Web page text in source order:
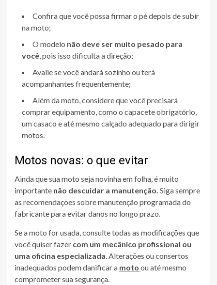
Confira que você possa firmar o pé depois de subir
na moto;
O modelo não deve ser muito pesado para
você, pois isso dificulta a direção;
Avalie se você andará sozinho ou terá
acompanhantes frequentemente;
Além da moto, considere que você precisará
comprar equipamento, como o capacete obrigatório,
um casaco e até mesmo calçado adequado para dirigir
motos.
Motos novas: o que evitar
Ainda que sua moto seja novinha em folha, é muito
importante não descuidar a manutenção. Siga sempre
as recomendações sobre manutenção programada do
fabricante para evitar danos no longo prazo.
Se a moto for usada, consulte todas as modificações que
você quiser fazer com um mecânico profissional ou
uma oficina especializada. Alterações ou consertos
inadequados podem danificar a moto ou até mesmo
comprometer sua segurança.